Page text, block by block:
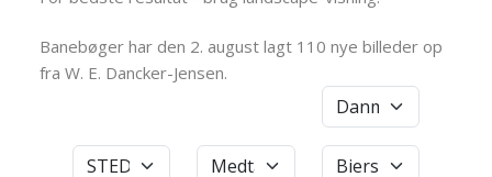
Banebøger har den 2. august lagt 110 nye billeder op
fra W. E. Dancker-Jensen.